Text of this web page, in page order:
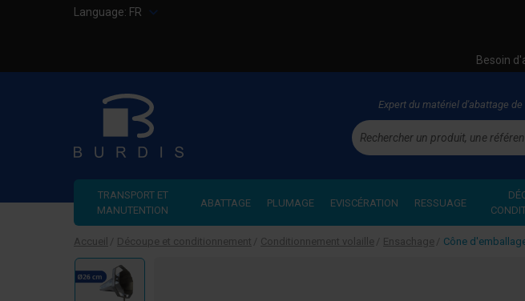
Language: FR
Besoin
Expert du matériel d'abattage
Rechercher
TRANSPORT ET
MANUTENTION
ABATTAGE PLUMAGE EVISCÉRATION RESSUAGE
Accueil Découpe et conditionnement Conditionnement volaille Ensachage Cône